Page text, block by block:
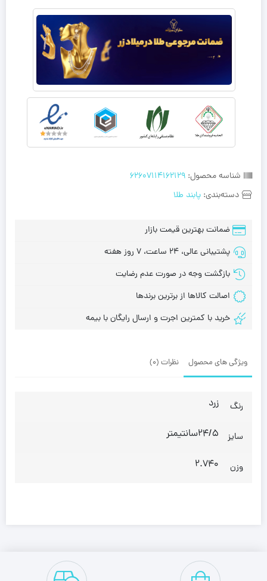
شناسه محصول: 62607114162129
دسته‌بندی: پابند طلا
ضمانت بهترین قیمت بازار
پشتیبانی عالی، 24 ساعت، 7 روز هفته
بازگشت وجه در صورت عدم رضایت
اصالت کالاها از برترین برندها
خرید با کمترین اجرت و ارسال رایگان با بیمه
ویژگی های محصول نظرات (0)
رنگ زرد
سایز 24/5سانتیمتر
وزن 2.740